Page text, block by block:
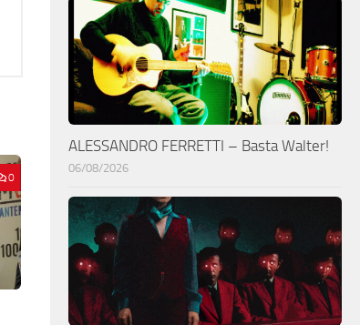
0
ALESSANDRO FERRETTI – Basta Walter!
06/08/2026